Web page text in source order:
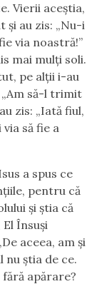
Vierii aceștia,
și au zis: „Nu-i
via noastră!”
mai mulți soli.
pe alții i-au
„Am să-l trimit
zis: „Iată fiul,
să fie a
a spus ce
pentru că
și știa că
El Însuși
aceea, am și
nu știa de ce.
fără apărare?